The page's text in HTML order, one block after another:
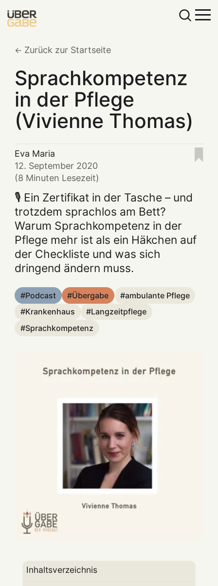
Zurück zur Startseite
Sprachkompetenz
in der Pflege
(Vivienne Thomas)
Eva Maria
12. September 2020
(8 Minuten Lesezeit)
🎙️ Ein Zertifikat in der Tasche – und
trotzdem sprachlos am Bett?
Warum Sprachkompetenz in der
Pflege mehr ist als ein Häkchen auf
der Checkliste und was sich
dringend ändern muss.
Podcast Übergabe
ambulante Pflege
Krankenhaus
Langzeitpflege
Sprachkompetenz
Inhaltsverzeichnis